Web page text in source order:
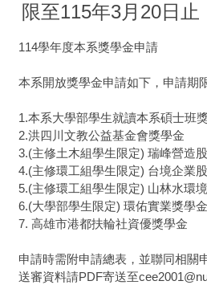
限至115年3月20日止
114學年度本系獎學金申請
本系開放獎學金申請如下，申請期
1.本系大學部學生就讀本系碩士班
2.洪四川文教公益基金會獎學金
3.(主修土木組學生限定) 瑞峰營造
4.(主修環工組學生限定) 台境企業
5.(主修環工組學生限定) 山林水環
6.(大學部學生限定) 環佑實業獎學金
7. 高雄市港都扶輪社資優獎學金
申請時需附申請總表，並聯同相關
送審資料請PDF寄送至